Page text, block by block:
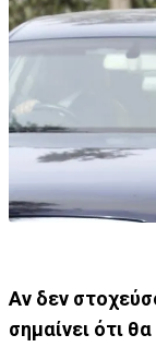
Αν δεν
σημαίνει ότι